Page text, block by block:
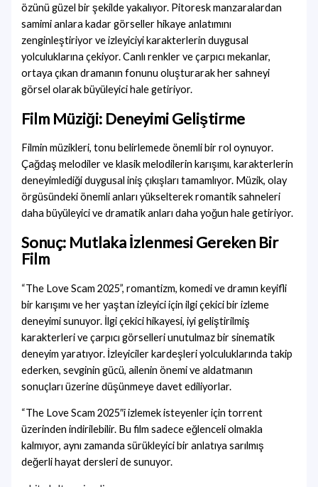
özünü güzel bir şekilde yakalıyor. Pitoresk manzaralardan
samimi anlara kadar görseller hikaye anlatımını
zenginleştiriyor ve izleyiciyi karakterlerin duygusal
yolculuklarına çekiyor. Canlı renkler ve çarpıcı mekanlar,
ortaya çıkan dramanın fonunu oluşturarak her sahneyi
görsel olarak büyüleyici hale getiriyor.
Film Müziği: Deneyimi Geliştirme
Filmin müzikleri, tonu belirlemede önemli bir rol oynuyor.
Çağdaş melodiler ve klasik melodilerin karışımı, karakterlerin
deneyimlediği duygusal iniş çıkışları tamamlıyor. Müzik, olay
örgüsündeki önemli anları yükselterek romantik sahneleri
daha büyüleyici ve dramatik anları daha yoğun hale getiriyor.
Sonuç: Mutlaka İzlenmesi Gereken Bir
Film
“The Love Scam 2025”, romantizm, komedi ve dramın keyifli
bir karışımı ve her yaştan izleyici için ilgi çekici bir izleme
deneyimi sunuyor. İlgi çekici hikayesi, iyi geliştirilmiş
karakterleri ve çarpıcı görselleri unutulmaz bir sinematik
deneyim yaratıyor. İzleyiciler kardeşleri yolculuklarında takip
ederken, sevginin gücü, ailenin önemi ve aldatmanın
sonuçları üzerine düşünmeye davet ediliyorlar.
“The Love Scam 2025″i izlemek isteyenler için torrent
üzerinden indirilebilir. Bu film sadece eğlenceli olmakla
kalmıyor, aynı zamanda sürükleyici bir anlatıya sarılmış
değerli hayat dersleri de sunuyor.